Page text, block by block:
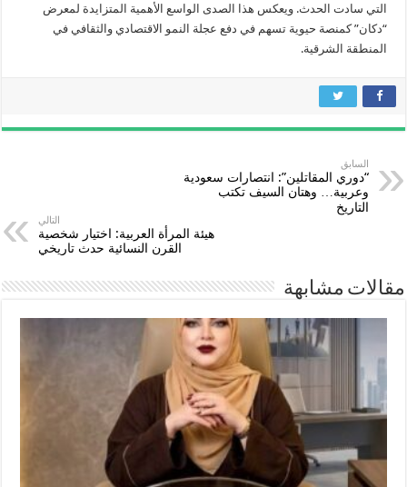
التي سادت الحدث. ويعكس هذا الصدى الواسع الأهمية المتزايدة لمعرض
“دكان” كمنصة حيوية تسهم في دفع عجلة النمو الاقتصادي والثقافي في
المنطقة الشرقية.
السابق
“دوري المقاتلين”: انتصارات سعودية
وعربية… وهتان السيف تكتب
التاريخ
التالي
هيئة المرأة العربية: اختيار شخصية
القرن النسائية حدث تاريخي
مقالات مشابهة